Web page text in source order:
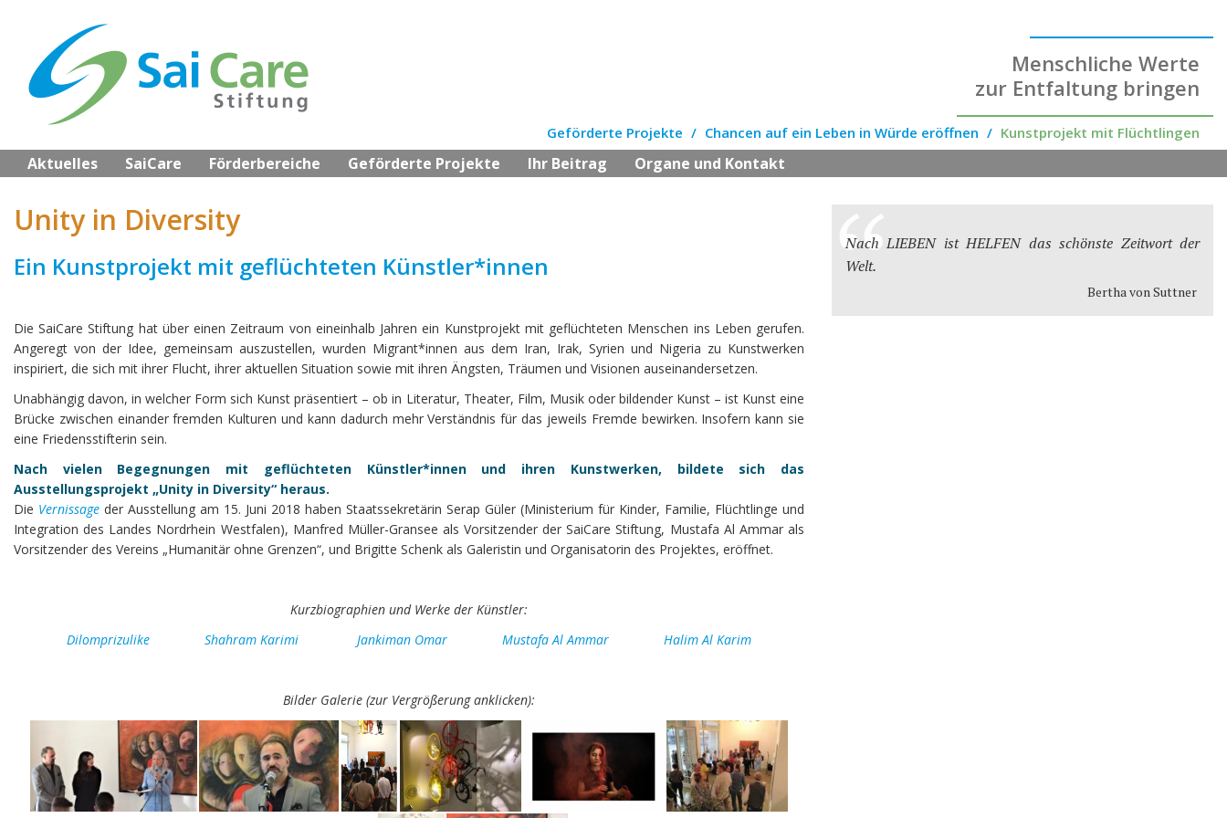
content
Menschliche Werte
zur Entfaltung bringen
Geförderte Projekte Chancen auf ein Leben in Würde eröffnen Kunstprojekt mit Flüchtlingen
Aktuelles SaiCare Förderbereiche Geförderte Projekte Ihr Beitrag Organe und Kontakt
Unity in Diversity
Ein Kunstprojekt mit geflüchteten Künstler*innen
Die SaiCare Stiftung hat über einen Zeitraum von eineinhalb Jahren ein Kunstprojekt mit geflüchteten Menschen ins Leben gerufen.
Angeregt von der Idee, gemeinsam auszustellen, wurden Migrant*innen aus dem Iran, Irak, Syrien und Nigeria zu Kunstwerken
inspiriert, die sich mit ihrer Flucht, ihrer aktuellen Situation sowie mit ihren Ängsten, Träumen und Visionen auseinandersetzen.
Unabhängig davon, in welcher Form sich Kunst präsentiert – ob in Literatur, Theater, Film, Musik oder bildender Kunst – ist Kunst eine
Brücke zwischen einander fremden Kulturen und kann dadurch mehr Verständnis für das jeweils Fremde bewirken. Insofern kann sie
eine Friedensstifterin sein.
Nach vielen Begegnungen mit geflüchteten Künstler*innen und ihren Kunstwerken, bildete sich das
Ausstellungsprojekt „Unity in Diversity“ heraus.
Die Vernissage der Ausstellung am 15. Juni 2018 haben Staatssekretärin Serap Güler (Ministerium für Kinder, Familie, Flüchtlinge und
Integration des Landes Nordrhein Westfalen), Manfred Müller-Gransee als Vorsitzender der SaiCare Stiftung, Mustafa Al Ammar als
Vorsitzender des Vereins „Humanitär ohne Grenzen“, und Brigitte Schenk als Galeristin und Organisatorin des Projektes, eröffnet.
Kurzbiographien und Werke der Künstler:
Dilomprizulike
Shahram Karimi Jankiman Omar Mustafa Al Ammar Halim Al Karim
Bilder Galerie (zur Vergrößerung anklicken):
Nach LIEBEN ist HELFEN das schönste Zeitwort der
Welt.
Bertha von Suttner